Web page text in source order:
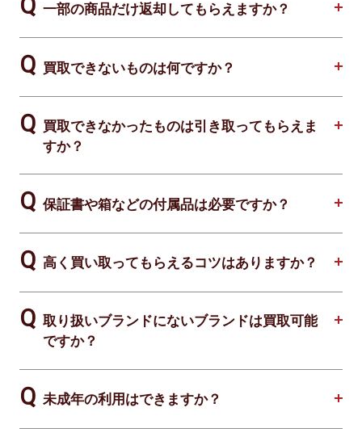
一部の商品だけ返却してもらえますか？
買取できないものは何ですか？
買取できなかったものは引き取ってもらえま
すか？
保証書や箱などの付属品は必要ですか？
高く買い取ってもらえるコツはありますか？
取り扱いブランドにないブランドは買取可能
ですか？
未成年の利用はできますか？